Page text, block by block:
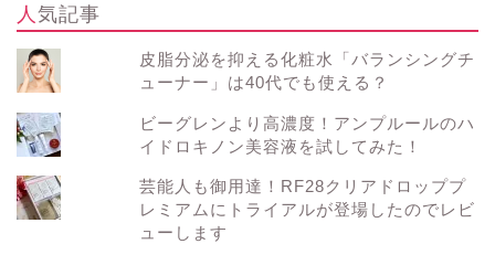
人気記事
皮脂分泌を抑える化粧水「バランシングチ
ューナー」は40代でも使える？
ビーグレンより高濃度！アンプルールのハ
イドロキノン美容液を試してみた！
芸能人も御用達！RF28クリアドロッププ
レミアムにトライアルが登場したのでレビ
ューします